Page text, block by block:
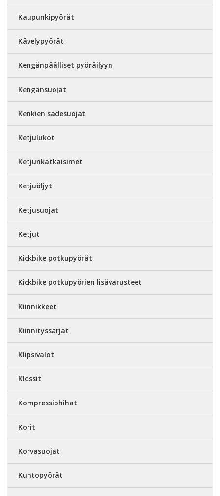
Kaupunkipyörät
Kävelypyörät
Kengänpäälliset pyöräilyyn
Kengänsuojat
Kenkien sadesuojat
Ketjulukot
Ketjunkatkaisimet
Ketjuöljyt
Ketjusuojat
Ketjut
Kickbike potkupyörät
Kickbike potkupyörien lisävarusteet
Kiinnikkeet
Kiinnityssarjat
Klipsivalot
Klossit
Kompressiohihat
Korit
Korvasuojat
Kuntopyörät